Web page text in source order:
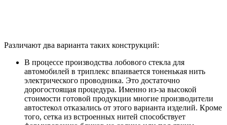
Различают два варианта таких конструкций:
В процессе производства лобового стекла для
автомобилей в триплекс впаивается тоненькая нить
электрического проводника. Это достаточно
дорогостоящая процедура. Именно из-за высокой
стоимости готовой продукции многие производители
автостекол отказались от этого варианта изделий. Кроме
того, сетка из встроенных нитей способствует